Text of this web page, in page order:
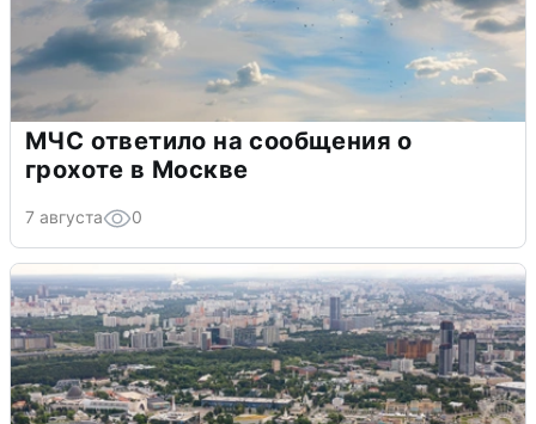
МЧС ответило на сообщения о
грохоте в Москве
7 августа 0